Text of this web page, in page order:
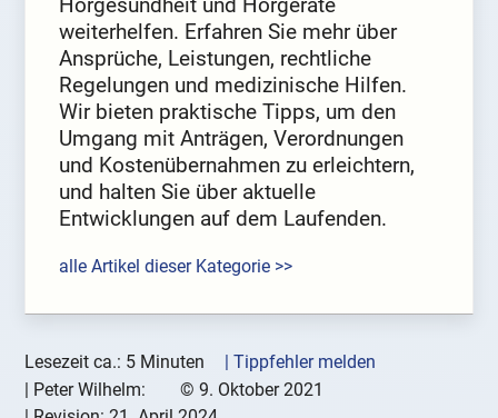
Hörgesundheit und Hörgeräte
weiterhelfen. Erfahren Sie mehr über
Ansprüche, Leistungen, rechtliche
Regelungen und medizinische Hilfen.
Wir bieten praktische Tipps, um den
Umgang mit Anträgen, Verordnungen
und Kostenübernahmen zu erleichtern,
und halten Sie über aktuelle
Entwicklungen auf dem Laufenden.
alle Artikel dieser Kategorie >>
Lesezeit ca.: 5 Minuten
| Tippfehler melden
Peter Wilhelm: © 9. Oktober 2021